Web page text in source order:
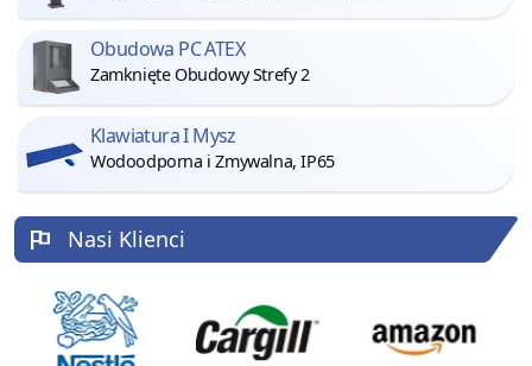
Obudowa PC ATEX
Zamknięte Obudowy Strefy 2
Klawiatura I Mysz
Wodoodporna i Zmywalna, IP65
Nasi Klienci